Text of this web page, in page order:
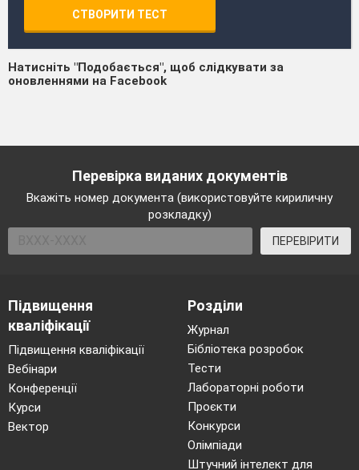
СТВОРИТИ ТЕСТ
Натисніть "Подобається", щоб слідкувати за
оновленнями на Facebook
Перевірка виданих документів
Вкажіть номер документа (використовуйте кириличну
розкладку)
ПЕРЕВІРИТИ
Підвищення
кваліфікації
Підвищення кваліфікації
Вебінари
Конференції
Курси
Вектор
Розділи
Журнал
Бібліотека розробок
Тести
Лабораторні роботи
Проєкти
Конкурси
Олімпіади
Штучний інтелект для